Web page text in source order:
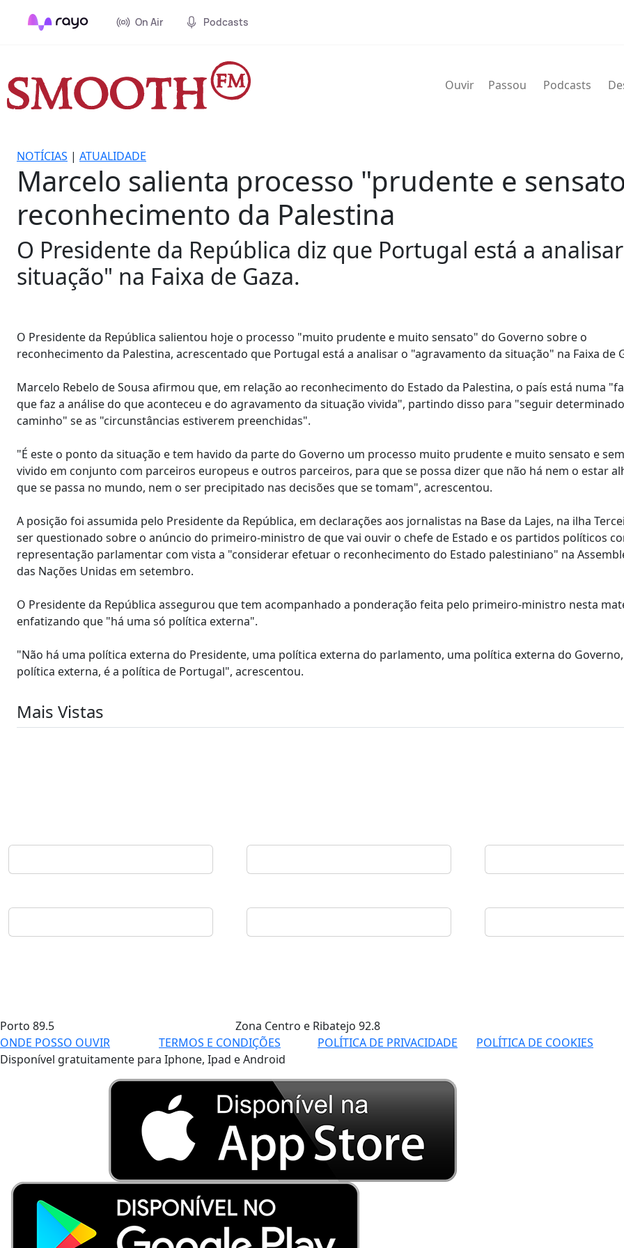
On Air Podcasts
Ouvir Passou Podcasts
NOTÍCIAS | ATUALIDADE
Marcelo salienta processo "prudente e
reconhecimento da Palestina
O Presidente da República diz que Portugal está a
situação" na Faixa de Gaza.
O Presidente da República salientou hoje o processo "muito prudente e muito sensato" do Governo sobre o
reconhecimento da Palestina, acrescentado que Portugal está a analisar o "agravamento da situação" na Faixa de
Marcelo Rebelo de Sousa afirmou que, em relação ao reconhecimento do Estado da Palestina, o país está numa
que faz a análise do que aconteceu e do agravamento da situação vivida", partindo disso para "seguir determinado
caminho" se as "circunstâncias estiverem preenchidas".
"É este o ponto da situação e tem havido da parte do Governo um processo muito prudente e muito sensato e
vivido em conjunto com parceiros europeus e outros parceiros, para que se possa dizer que não há nem o estar
que se passa no mundo, nem o ser precipitado nas decisões que se tomam", acrescentou.
A posição foi assumida pelo Presidente da República, em declarações aos jornalistas na Base da Lajes, na ilha
ser questionado sobre o anúncio do primeiro-ministro de que vai ouvir o chefe de Estado e os partidos políticos
representação parlamentar com vista a "considerar efetuar o reconhecimento do Estado palestiniano" na
das Nações Unidas em setembro.
O Presidente da República assegurou que tem acompanhado a ponderação feita pelo primeiro-ministro nesta
enfatizando que "há uma só política externa".
"Não há uma política externa do Presidente, uma política externa do parlamento, uma política externa do
política externa, é a política de Portugal", acrescentou.
Mais Vistas
Porto 89.5 Zona Centro e Ribatejo 92.8
ONDE POSSO OUVIR
TERMOS E CONDIÇÕES POLÍTICA DE PRIVACIDADE POLÍTICA DE COOKIES
Disponível gratuitamente para Iphone, Ipad e Android